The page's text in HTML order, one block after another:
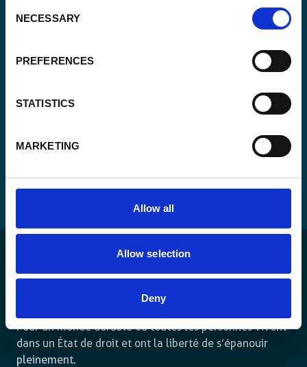
Selection
NECESSARY
PREFERENCES
STATISTICS
MARKETING
Allow all
Allow selection
Deny
Oui, je m'inscris à la newsletter
Pour un monde durable où toutes les personnes vivent
dans un État de droit et ont la liberté de s’épanouir
pleinement.